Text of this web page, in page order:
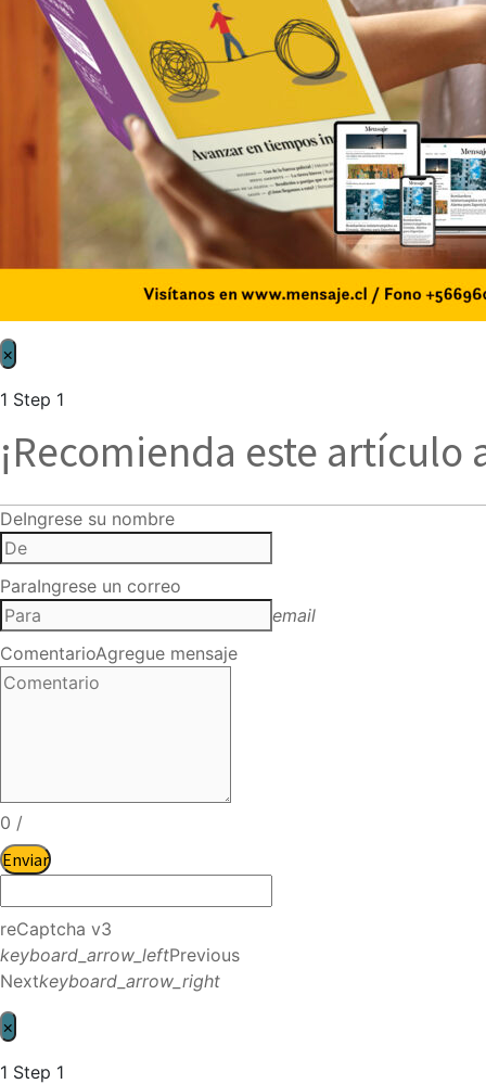
×
1 Step 1
¡Recomienda este artículo
DeIngrese su nombre
ParaIngrese un correo
email
ComentarioAgregue mensaje
0 /
Enviar
reCaptcha v3
keyboard_arrow_leftPrevious
Nextkeyboard_arrow_right
×
1 Step 1